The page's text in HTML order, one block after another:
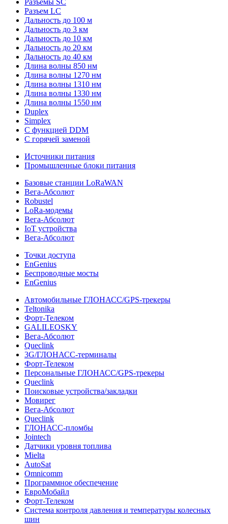
Разъемы SC
Разъем LC
Дальность до 100 м
Дальность до 3 км
Дальность до 10 км
Дальность до 20 км
Дальность до 40 км
Длина волны 850 нм
Длина волны 1270 нм
Длина волны 1310 нм
Длина волны 1330 нм
Длина волны 1550 нм
Duplex
Simplex
С функцией DDM
С горячей заменой
Источники питания
Промышленные блоки питания
Базовые станции LoRaWAN
Вега-Абсолют
Robustel
LoRa-модемы
Вега-Абсолют
IoT устройства
Вега-Абсолют
Точки доступа
EnGenius
Беспроводные мосты
EnGenius
Автомобильные ГЛОНАСС/GPS-трекеры
Teltonika
Форт-Телеком
GALILEOSKY
Вега-Абсолют
Queclink
3G/ГЛОНАСС-терминалы
Форт-Телеком
Персональные ГЛОНАСС/GPS-трекеры
Queclink
Поисковые устройства/закладки
Мовирег
Вега-Абсолют
Queclink
ГЛОНАСС-пломбы
Jointech
Датчики уровня топлива
Mielta
AutoSat
Omnicomm
Программное обеспечение
ЕвроМобайл
Форт-Телеком
Система контроля давления и температуры колесных
шин